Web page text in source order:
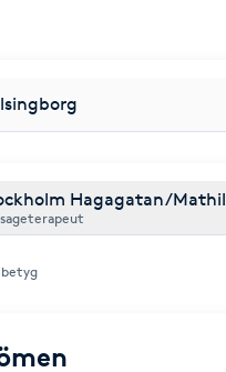
Hagagatan/
betyg